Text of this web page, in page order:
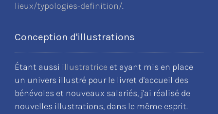
lieux/typologies-definition/.
Conception d'illustrations
Étant aussi illustratrice et ayant mis en place
un univers illustré pour le livret d'accueil des
bénévoles et nouveaux salariés, j'ai réalisé de
nouvelles illustrations, dans le même esprit.